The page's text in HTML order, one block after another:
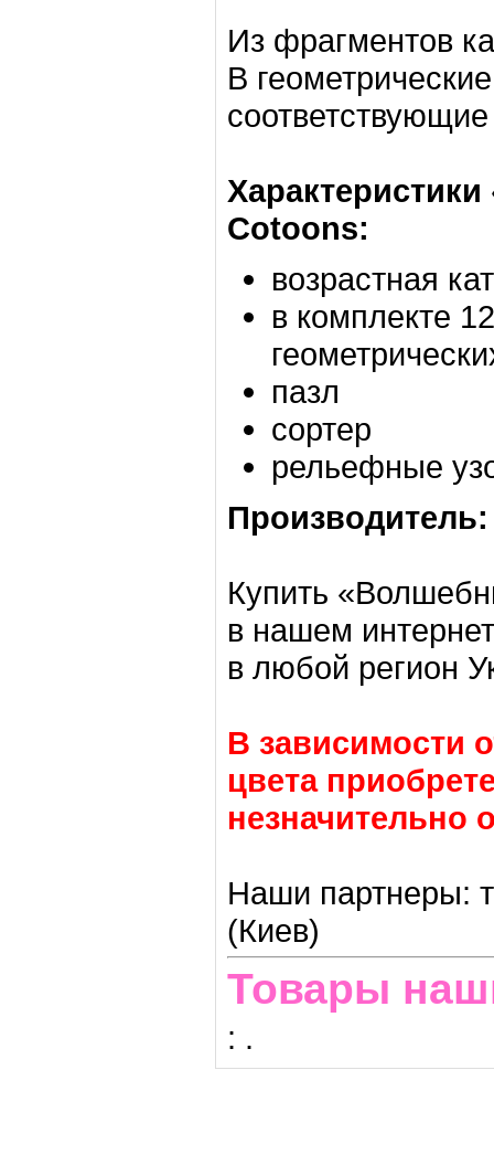
Из фрагментов
В
Cotoons:
возрастная
в комплекте
пазл
сортер
рельефные
Производитель:
Купить
в нашем
в любой регион
В зависимости
цвета
незначительно
Наши партнеры:
(Киев)
Товары
: .